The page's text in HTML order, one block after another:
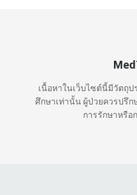
เนื้อหาในเว็บไซต์นี้มีวัตถุ
ศึกษาเท่านั้น ผู้ป่วยควรปรึ
การรักษาหรือ